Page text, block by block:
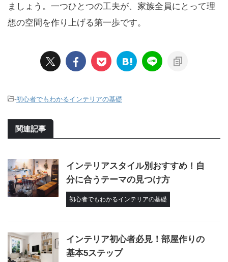
ましょう。一つひとつの工夫が、家族全員にとって理
想の空間を作り上げる第一歩です。
-初心者でもわかるインテリアの基礎
関連記事
インテリアスタイル別おすすめ！自
分に合うテーマの見つけ方
初心者でもわかるインテリアの基礎
インテリア初心者必見！部屋作りの
基本5ステップ